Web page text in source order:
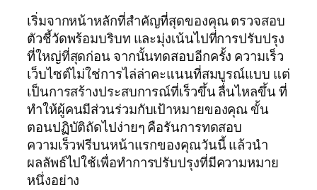
เริ่มจากหน้าหลักที่สำคัญที่สุดของคุณ ตรวจสอบ
ตัวชี้วัดพร้อมบริบท และมุ่งเน้นไปที่การปรับปรุง
ที่ใหญ่ที่สุดก่อน จากนั้นทดสอบอีกครั้ง ความเร็ว
เว็บไซต์ไม่ใช่การไล่ล่าคะแนนที่สมบูรณ์แบบ แต่
เป็นการสร้างประสบการณ์ที่เร็วขึ้น ลื่นไหลขึ้น ที่
ทำให้ผู้คนมีส่วนร่วมกับเป้าหมายของคุณ ขั้น
ตอนปฏิบัติถัดไปง่ายๆ คือรันการทดสอบ
ความเร็วฟรีบนหน้าแรกของคุณวันนี้ แล้วนำ
ผลลัพธ์ไปใช้เพื่อทำการปรับปรุงที่มีความหมาย
หนึ่งอย่าง